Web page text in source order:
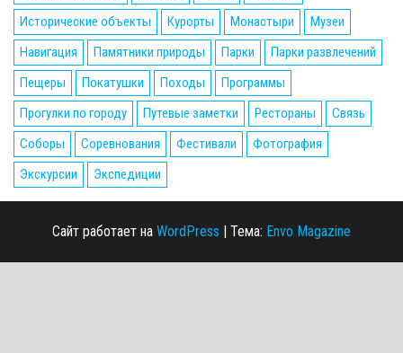
Исторические объекты
Курорты Монастыри
Музеи
Навигация
Памятники природы Парки
Парки развлечений
Пещеры
Покатушки Походы
Программы
Прогулки по городу
Путевые заметки Рестораны
Связь
Соборы
Соревнования Фестивали
Фотография
Экскурсии
Экспедиции
Сайт работает на WordPress | Тема: Envo Magazine